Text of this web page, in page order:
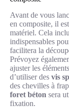
Avant de vous
en composite, il
matériel. Cela
indispensables
facilitera la
Prévoyez
ajuster les
d’utiliser des vis
des chevilles à
foret béton sera
fixation.